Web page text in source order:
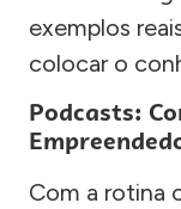
exemplos
colocar o
Podcasts:
Com a rotina